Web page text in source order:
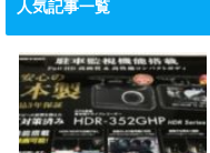
人気記事一覧